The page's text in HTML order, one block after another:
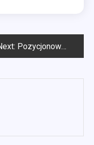
Pozycjonowanie stron Łódź